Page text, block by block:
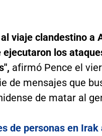
viaje clandestino a
los
afirmó Pence el
de mensajes que
de matar al
de personas en